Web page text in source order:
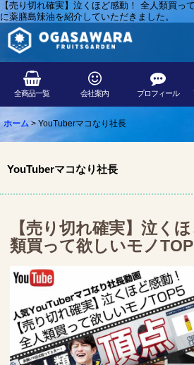
【売り切れ確実】泣くほど感動！ 全人類買っ
に薬膳島辣油を紹介していただきました。
全商品一覧 会社案内 プロフィール
ホーム > YouTuberマコなり社長
YouTuberマコなり社長
【売り切れ確実】泣く
類買って欲しいモノ